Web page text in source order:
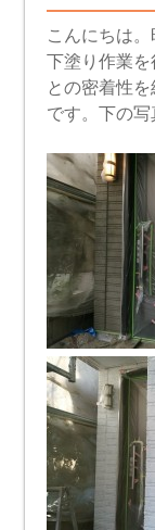
こんにちは
下塗り作業
との密着性
です。下の